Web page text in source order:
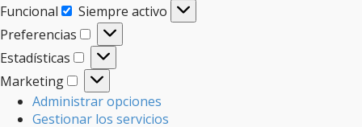
Funcional
Funcional
Siempre activo
Preferencias
Preferencias
Estadísticas
Estadísticas
Marketing
Marketing
Administrar opciones
Gestionar los servicios